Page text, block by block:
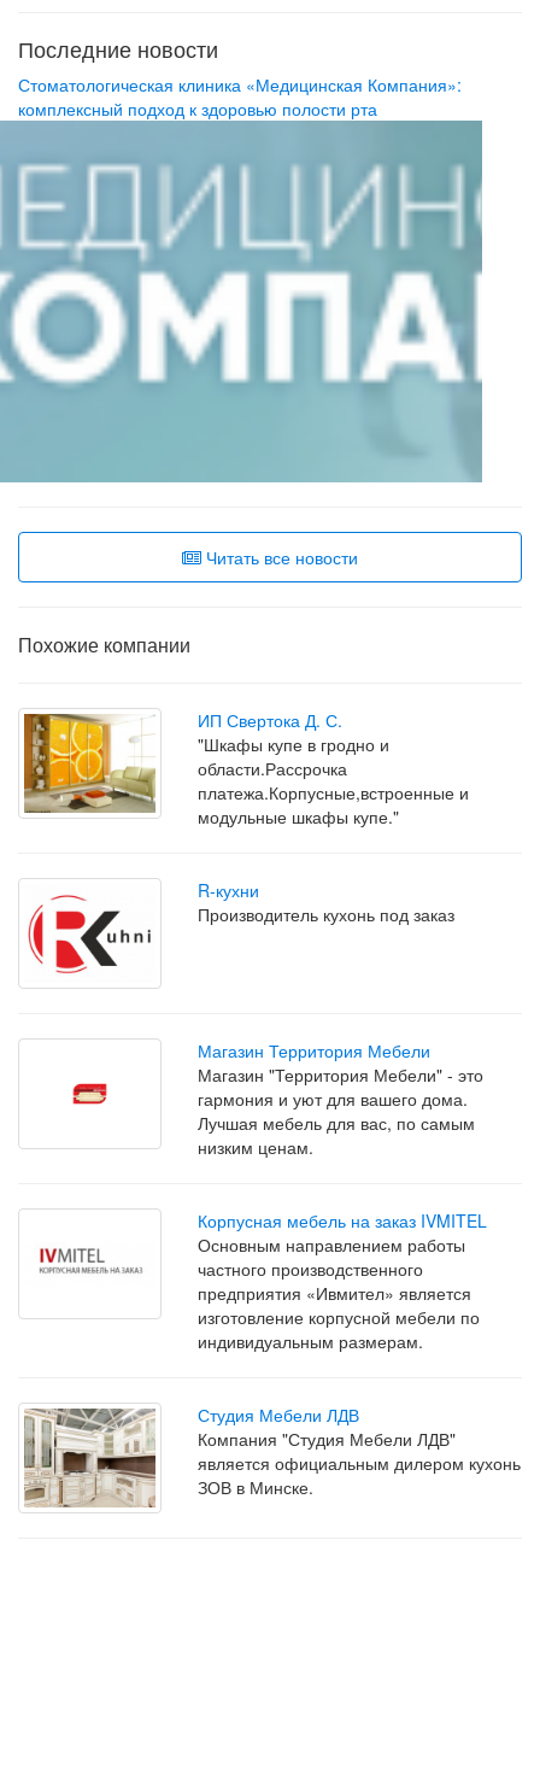
Последние новости
Стоматологическая клиника «Медицинская Компания»:
комплексный подход к здоровью полости рта
Читать все новости
Похожие компании
ИП Свертока Д. С.
"Шкафы купе в гродно и
области.Рассрочка
платежа.Корпусные,встроенные и
модульные шкафы купе."
R-кухни
Производитель кухонь под заказ
Магазин Территория Мебели
Магазин "Территория Мебели" - это
гармония и уют для вашего дома.
Лучшая мебель для вас, по самым
низким ценам.
Корпусная мебель на заказ IVMITEL
Основным направлением работы
частного производственного
предприятия «Ивмител» является
изготовление корпусной мебели по
индивидуальным размерам.
Студия Мебели ЛДВ
Компания "Студия Мебели ЛДВ"
является официальным дилером кухонь
ЗОВ в Минске.